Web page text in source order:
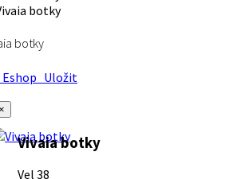
botky
Uložit
Vivaia botky
Vel 38